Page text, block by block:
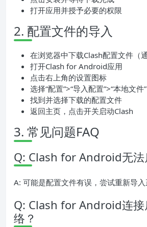
打开应用并授予必要的权限
2. 配置文件的导入
在浏览器中下载Clash配置文件（
打开Clash for Android应用
点击右上角的设置图标
选择“配置”>“导入配置”>“本地文件”
找到并选择下载的配置文件
返回主页，点击开关启动Clash
3. 常见问题FAQ
Q: Clash for Android无法
A: 可能是配置文件有误，尝试重新导入
Q: Clash for Android连接
络？